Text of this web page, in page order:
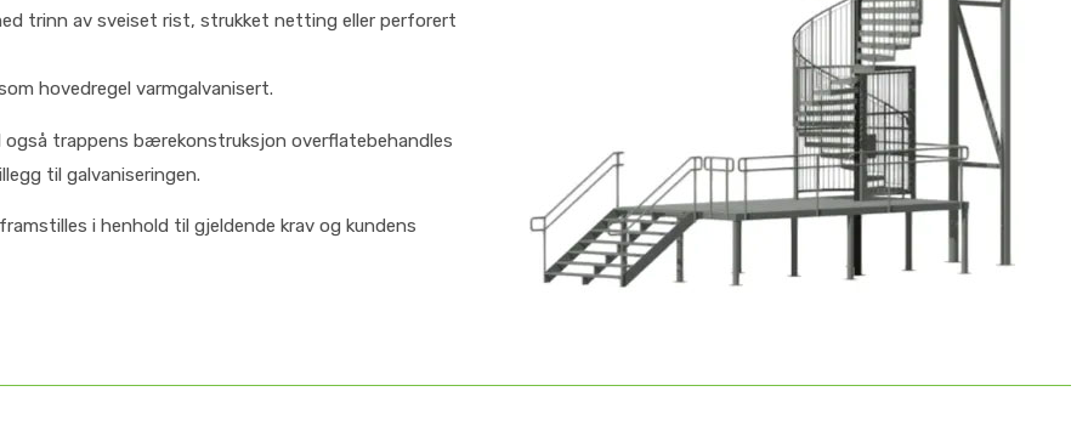
trinn av sveiset rist, strukket netting eller perforert
hovedregel varmgalvanisert.
også trappens bærekonstruksjon overflatebehandles
til galvaniseringen.
i henhold til gjeldende krav og kundens